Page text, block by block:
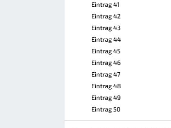
Eintrag 41
Eintrag 42
Eintrag 43
Eintrag 44
Eintrag 45
Eintrag 46
Eintrag 47
Eintrag 48
Eintrag 49
Eintrag 50